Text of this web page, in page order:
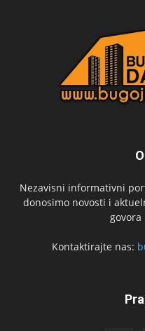
Nezavisni informativni
donosimo novosti i
govora
Kontaktirajte nas: